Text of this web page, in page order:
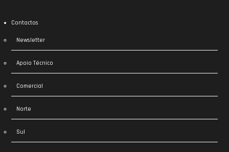
Contactos
Newsletter
Apoio Técnico
Comercial
Norte
Sul